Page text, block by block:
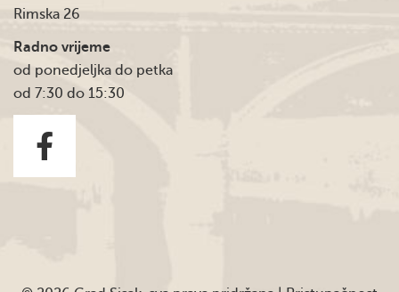
Rimska 26
Radno vrijeme
od ponedjeljka do petka
od 7:30 do 15:30